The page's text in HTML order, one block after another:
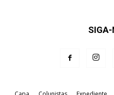
SIGA-